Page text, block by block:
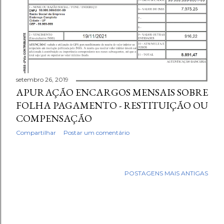
setembro 26, 2019
APURAÇÃO ENCARGOS MENSAIS SOBRE
FOLHA PAGAMENTO - RESTITUIÇÃO OU
COMPENSAÇÃO
Compartilhar Postar um comentário
POSTAGENS MAIS ANTIGAS